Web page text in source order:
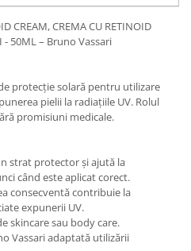
CREAM, CREMA CU RETINOID
- 50ML – Bruno Vassari
protecție solară pentru utilizare
pielii la radiațiile UV. Rolul
promisiuni medicale.
strat protector și ajută la
când este aplicat corect.
consecventă contribuie la
expunerii UV.
skincare sau body care.
Vassari adaptată utilizării